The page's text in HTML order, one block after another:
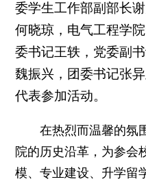
委学生工作部副部长
何晓琼，电气工程学
委书记王轶，党委副
魏振兴，团委书记张
代表参加活动。
在热烈而温馨的氛
院的历史沿革，为参会
模、专业建设、升学留